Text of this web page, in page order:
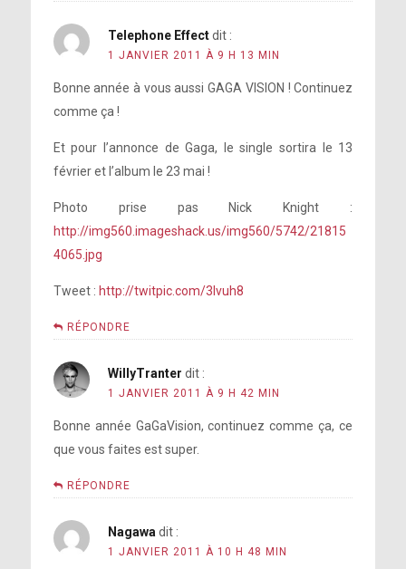
Telephone Effect dit :
1 JANVIER 2011 À 9 H 13 MIN
Bonne année à vous aussi GAGA VISION ! Continuez
comme ça !
Et pour l’annonce de Gaga, le single sortira le 13
février et l’album le 23 mai !
Photo prise pas Nick Knight :
http://img560.imageshack.us/img560/5742/21815
4065.jpg
Tweet : http://twitpic.com/3lvuh8
RÉPONDRE
WillyTranter dit :
1 JANVIER 2011 À 9 H 42 MIN
Bonne année GaGaVision, continuez comme ça, ce
que vous faites est super.
RÉPONDRE
Nagawa dit :
1 JANVIER 2011 À 10 H 48 MIN